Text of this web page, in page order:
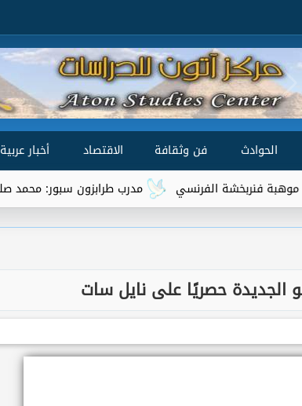
الحوادث فن وثقافة الاقتصاد أخبار عربية
مدرب طرابزون سبور: محمد صلاح من أفضل 3 لاعبين في العالم الفرنسي
الجديدة حصريًا على نايل سات